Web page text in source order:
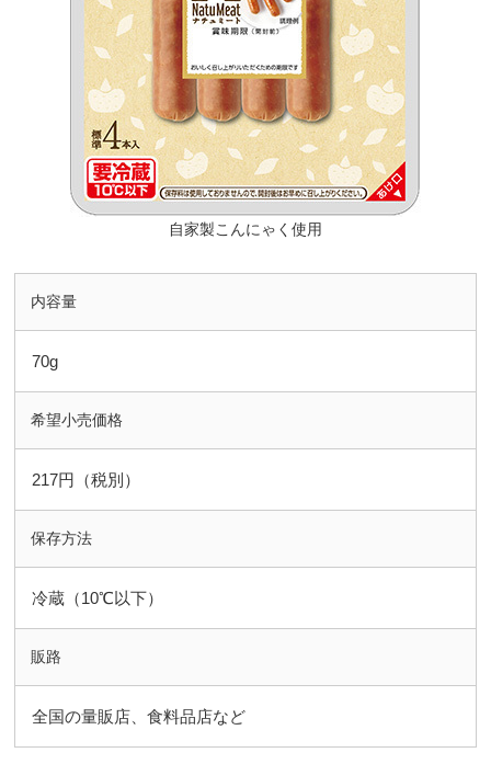
自家製こんにゃく使用
内容量
70g
希望小売価格
217円（税別）
保存方法
冷蔵（10℃以下）
販路
全国の量販店、食料品店など